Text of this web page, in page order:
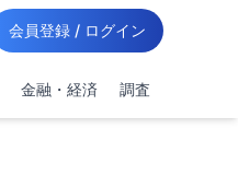
会員登録 / ログイン
金融・経済 調査